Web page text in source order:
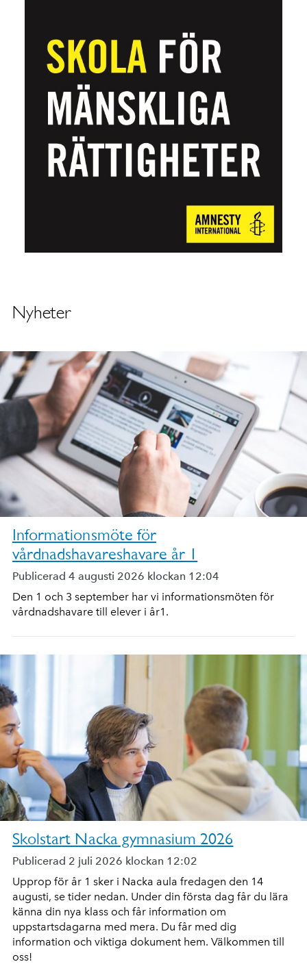
Nyheter
Informationsmöte för
vårdnadshavareshavare år 1
Publicerad 4 augusti 2026 klockan 12:04
Den 1 och 3 september har vi informationsmöten för
vårdnadshavare till elever i år1.
Skolstart Nacka gymnasium 2026
Publicerad 2 juli 2026 klockan 12:02
Upprop för år 1 sker i Nacka aula fredagen den 14
augusti, se tider nedan. Under din första dag får du lära
känna din nya klass och får information om
uppstartsdagarna med mera. Du får med dig
information och viktiga dokument hem. Välkommen till
oss!